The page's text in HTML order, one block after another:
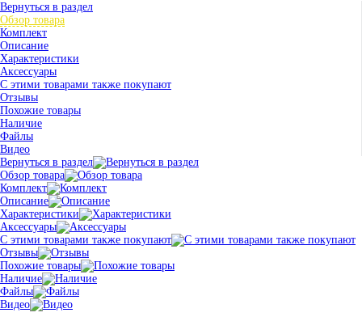
Вернуться в раздел
Обзор товара
Комплект
Описание
Характеристики
Аксессуары
С этими товарами также покупают
Отзывы
Похожие товары
Наличие
Файлы
Видео
Вернуться в раздел
Обзор товара
Комплект
Описание
Характеристики
Аксессуары
С этими товарами также покупают
Отзывы
Похожие товары
Наличие
Файлы
Видео